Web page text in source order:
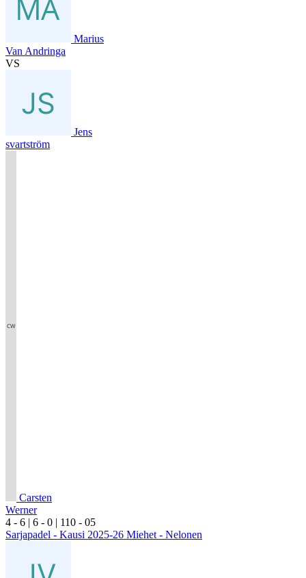
Marius
Van Andringa
VS
Jens
svartström
Carsten
Werner
4 - 6 | 6 - 0 | 110 - 05
Sarjapadel - Kausi 2025-26 Miehet - Nelonen